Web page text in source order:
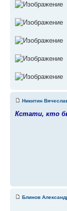
Никитин
Кстати, кто
Блинов